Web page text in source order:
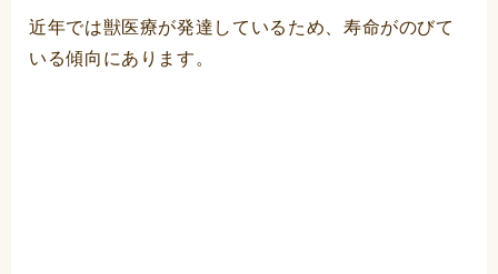
近年では獣医療が発達しているため、寿命がのびて
いる傾向にあります。